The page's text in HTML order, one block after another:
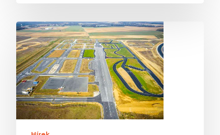
ZalaZONE:
a
mélyépítés
tervezés
minden
szakága
felsorakozott
a
tesztpálya